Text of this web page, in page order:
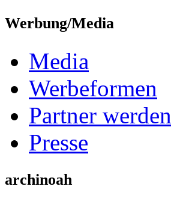
Werbung/Media
Media
Werbeformen
Partner werden
Presse
archinoah